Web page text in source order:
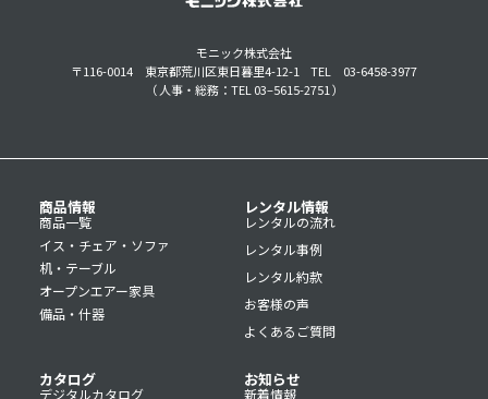
モニック株式会社
〒116-0014 東京都荒川区東日暮里4-12-1
TEL 03-6458-3977
（ 人事・総務：TEL 03–5615-2751 ）
商品情報
商品一覧
イス・チェア・ソファ
机・テーブル
オープンエアー家具
備品・什器
レンタル情報
レンタルの流れ
レンタル事例
レンタル約款
お客様の声
よくあるご質問
カタログ
デジタルカタログ
お知らせ
新着情報